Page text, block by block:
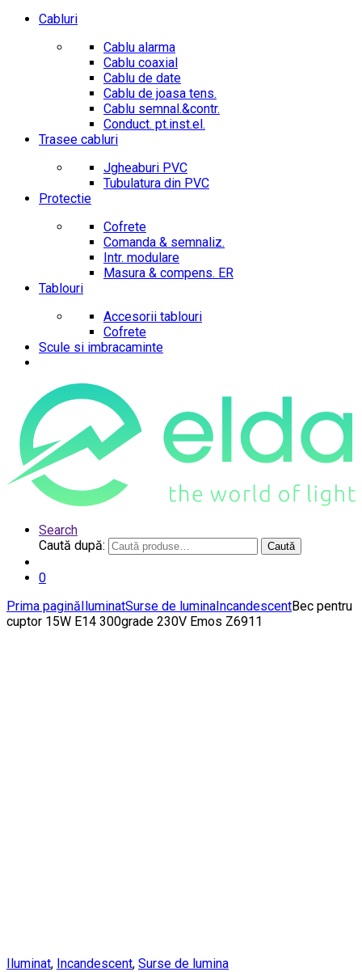
Cabluri
Cablu alarma
Cablu coaxial
Cablu de date
Cablu de joasa tens.
Cablu semnal.&contr.
Conduct. pt.inst.el.
Trasee cabluri
Jgheaburi PVC
Tubulatura din PVC
Protectie
Cofrete
Comanda & semnaliz.
Intr. modulare
Masura & compens. ER
Tablouri
Accesorii tablouri
Cofrete
Scule si imbracaminte
Search
Caută după:
Caută
0
Prima paginăIluminatSurse de luminaIncandescentBec pentru
cuptor 15W E14 300grade 230V Emos Z6911
Iluminat, Incandescent, Surse de lumina